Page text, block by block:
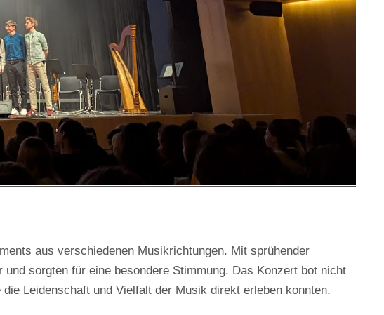
aus verschiedenen Musikrichtungen. Mit sprühender
sorgten für eine besondere Stimmung. Das Konzert bot nicht
Leidenschaft und Vielfalt der Musik direkt erleben konnten.